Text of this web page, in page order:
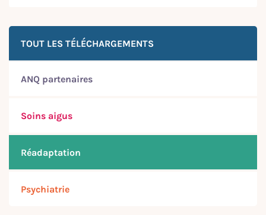
TOUT LES TÉLÉCHARGEMENTS
ANQ partenaires
Soins aigus
Réadaptation
Psychiatrie